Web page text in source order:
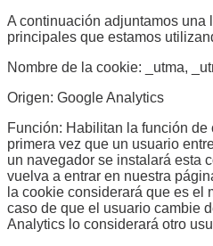
A continuación adjuntamos una
principales que estamos
Nombre de la cookie: _utma,
Origen: Google Analytics
Función: Habilitan la función
primera vez que un usuario
un navegador se instalará esta
vuelva a entrar en nuestra
la cookie considerará que es el
caso de que el usuario cambie
Analytics lo considerará otro